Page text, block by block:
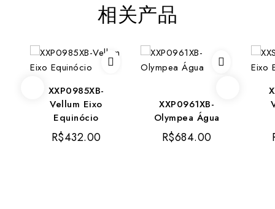
相关产品
XXP0985XB-
Vellum Eixo
Equinócio
R$432.00
XXP0961XB-
Olympea Água
R$684.00